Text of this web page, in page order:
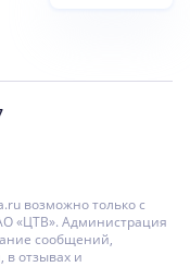
возможно только с
«ЦТВ». Администрация
сообщений,
в отзывах и